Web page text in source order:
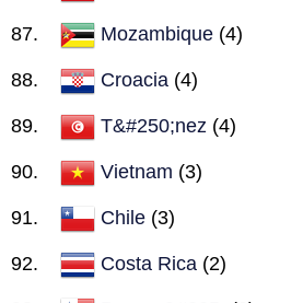
Mozambique (4)
Croacia (4)
T&#250;nez (4)
Vietnam (3)
Chile (3)
Costa Rica (2)